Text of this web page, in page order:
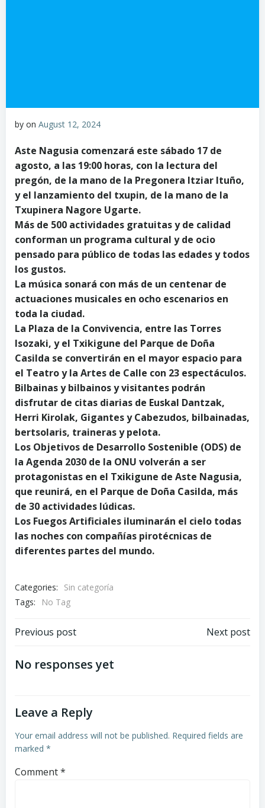
by on August 12, 2024
Aste Nagusia comenzará este sábado 17 de
agosto, a las 19:00 horas, con la lectura del
pregón, de la mano de la Pregonera Itziar Ituño,
y el lanzamiento del txupin, de la mano de la
Txupinera Nagore Ugarte.
Más de 500 actividades gratuitas y de calidad
conforman un programa cultural y de ocio
pensado para público de todas las edades y todos
los gustos.
La música sonará con más de un centenar de
actuaciones musicales en ocho escenarios en
toda la ciudad.
La Plaza de la Convivencia, entre las Torres
Isozaki, y el Txikigune del Parque de Doña
Casilda se convertirán en el mayor espacio para
el Teatro y la Artes de Calle con 23 espectáculos.
Bilbainas y bilbainos y visitantes podrán
disfrutar de citas diarias de Euskal Dantzak,
Herri Kirolak, Gigantes y Cabezudos, bilbainadas,
bertsolaris, traineras y pelota.
Los Objetivos de Desarrollo Sostenible (ODS) de
la Agenda 2030 de la ONU volverán a ser
protagonistas en el Txikigune de Aste Nagusia,
que reunirá, en el Parque de Doña Casilda, más
de 30 actividades lúdicas.
Los Fuegos Artificiales iluminarán el cielo todas
las noches con compañías pirotécnicas de
diferentes partes del mundo.
Categories:
Sin categoría
Tags:
No Tag
Post
navigation
Previous post Next post
No responses yet
Leave a Reply
Your email address will not be published. Required fields are
marked *
Comment*